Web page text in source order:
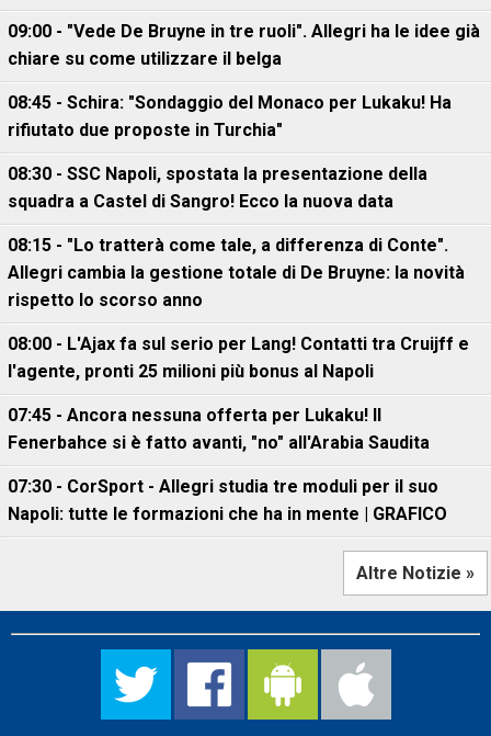
09:00 - "Vede De Bruyne in tre ruoli". Allegri ha le idee già
chiare su come utilizzare il belga
08:45 - Schira: "Sondaggio del Monaco per Lukaku! Ha
rifiutato due proposte in Turchia"
08:30 - SSC Napoli, spostata la presentazione della
squadra a Castel di Sangro! Ecco la nuova data
08:15 - "Lo tratterà come tale, a differenza di Conte".
Allegri cambia la gestione totale di De Bruyne: la novità
rispetto lo scorso anno
08:00 - L'Ajax fa sul serio per Lang! Contatti tra Cruijff e
l'agente, pronti 25 milioni più bonus al Napoli
07:45 - Ancora nessuna offerta per Lukaku! Il
Fenerbahce si è fatto avanti, "no" all'Arabia Saudita
07:30 - CorSport - Allegri studia tre moduli per il suo
Napoli: tutte le formazioni che ha in mente | GRAFICO
Altre Notizie »